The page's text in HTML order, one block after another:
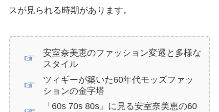
スが見られる時期があります。
安室奈美恵のファッション変遷と多様な
スタイル
ツィギーが築いた60年代モッズファッ
ションの金字塔
「60s 70s 80s」に見る安室奈美恵の60